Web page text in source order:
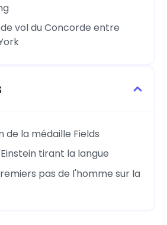
vol du Concorde entre
de la médaille Fields
tirant la langue
pas de l'homme sur la